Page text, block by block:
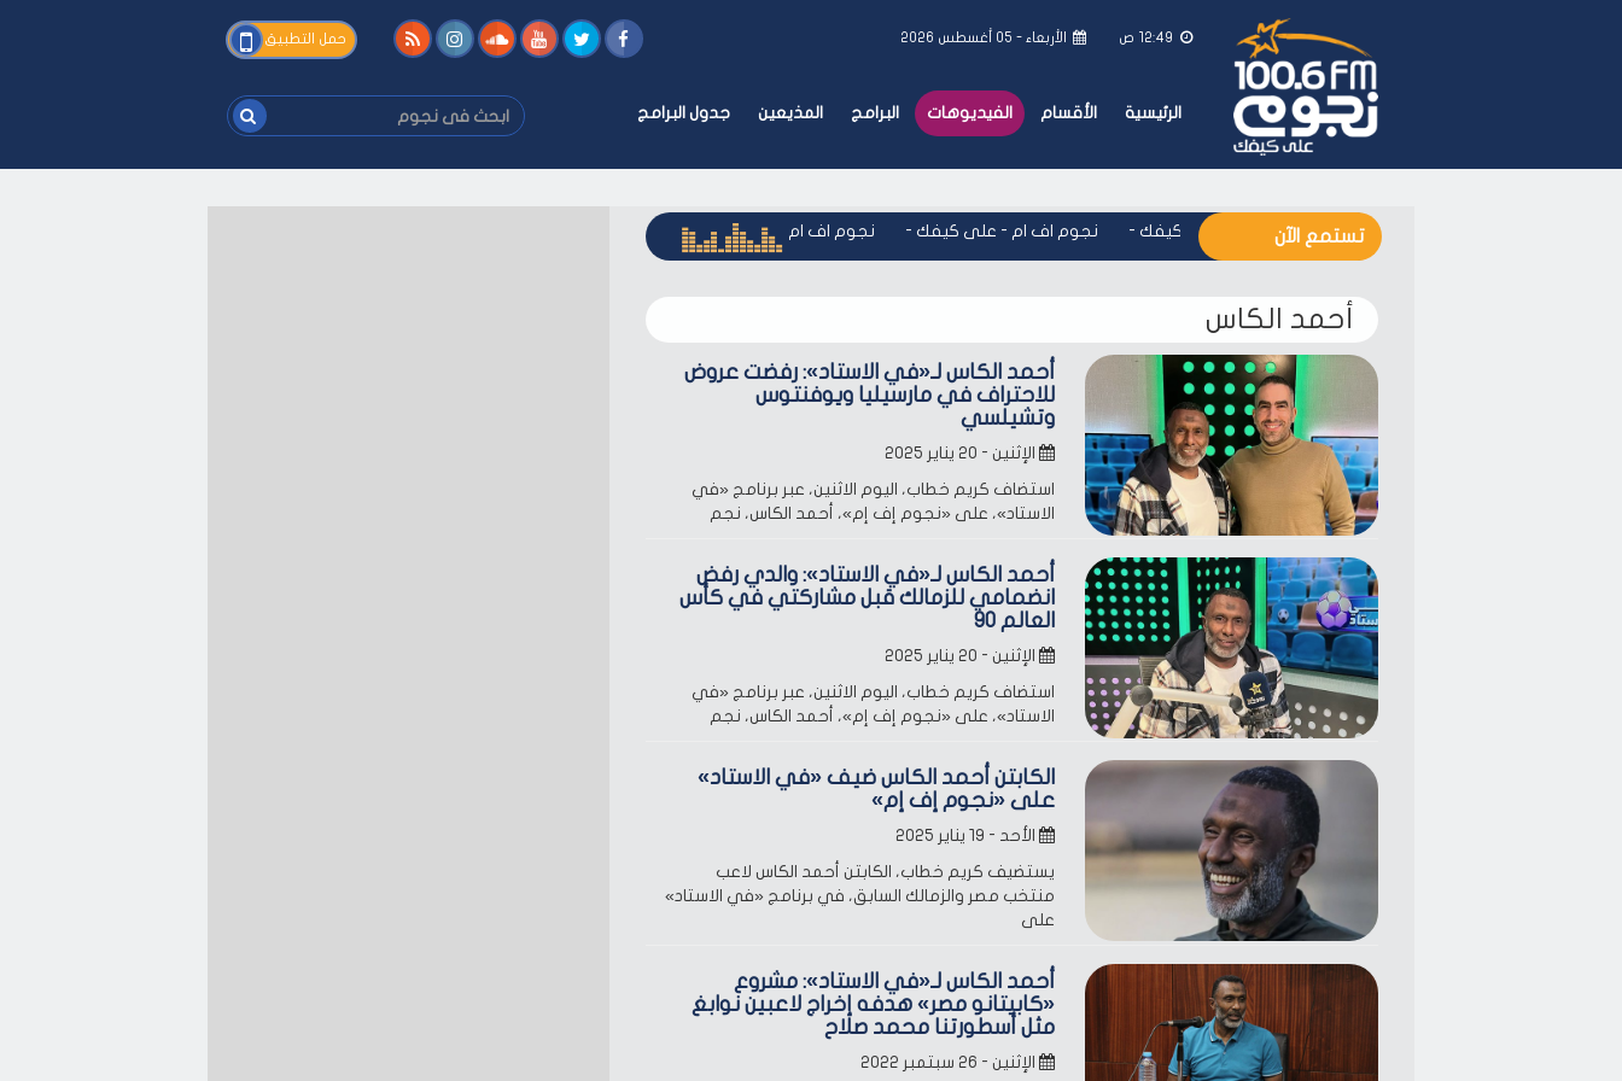
12:49 ص الأربعاء - ٠٥ أغسطس ٢٠٢٦ حمل التطبيق
الرئيسية الأقسام الفيديوهات البرامج المذيعين جدول البرامج
ابحث
فى
فى
تستمع الآن -نجوم اف ام - على كيفك -نجوم اف ام - على كيفك - نجوم اف ام - على كيفك نجوم اف ام - على كيفك
أحمد الكاس
أحمد الكاس لـ«في الاستاد»: رفضت عروض
للاحتراف في مارسيليا ويوفنتوس
وتشيلسي
الإثنين - ٢٠ يناير ٢٠٢٥
استضاف كريم خطاب، اليوم الاثنين، عبر برنامج «في
الاستاد»، على «نجوم إف إم»، أحمد الكاس، نجم
أحمد الكاس لـ«في الاستاد»: والدي رفض
انضمامي للزمالك قبل مشاركتي في كأس
العالم 90
الإثنين - ٢٠ يناير ٢٠٢٥
استضاف كريم خطاب، اليوم الاثنين، عبر برنامج «في
الاستاد»، على «نجوم إف إم»، أحمد الكاس، نجم
الكابتن أحمد الكاس ضيف «في الاستاد»
على «نجوم إف إم»
الأحد - ١٩ يناير ٢٠٢٥
يستضيف كريم خطاب، الكابتن أحمد الكاس لاعب
منتخب مصر والزمالك السابق، في برنامج «في الاستاد»
على
أحمد الكاس لـ«في الاستاد»: مشروع
«كابيتانو مصر» هدفه إخراج لاعبين نوابغ
مثل أسطورتنا محمد صلاح
الإثنين - ٢٦ سبتمبر ٢٠٢٢